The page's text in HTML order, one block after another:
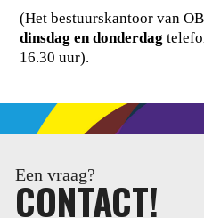
(Het bestuurskantoor van
dinsdag en donderdag
16.30 uur).
Een vraag?
CONTACT!